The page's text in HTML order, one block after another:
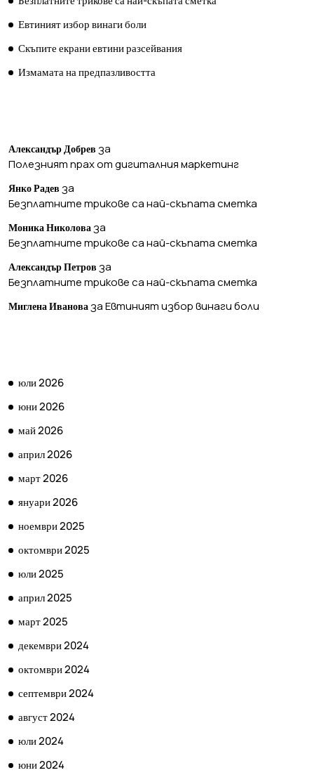
Евтиният избор винаги боли
Скъпите екрани евтини разсейвания
Измамата на предпазливостта
Александър Добрев за
Полезният прах от дигиталния маркетинг
Янко Радев за
Безплатните трикове са най-скъпата сметка
Моника Николова за
Безплатните трикове са най-скъпата сметка
Александър Петров за
Безплатните трикове са най-скъпата сметка
Миглена Иванова заЕвтиният избор винаги боли
юли 2026
юни 2026
май 2026
април 2026
март 2026
януари 2026
ноември 2025
октомври 2025
юли 2025
април 2025
март 2025
декември 2024
октомври 2024
септември 2024
август 2024
юли 2024
юни 2024